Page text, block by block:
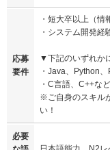
応募
要件
・短大卒以上（情
・システム開発経
▼下記のいずれか
・Java、Python
・C言語、C++な
※ご自身のスキル
い！
必要